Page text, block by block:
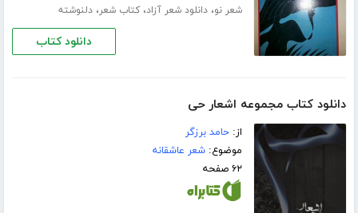
شعر نو،دانلود شعر آزاد،کتاب شعر،دلنوشته
دانلود کتاب
دانلود کتاب مجموعه اشعار حی
از:حامد برزگر
موضوع:شعر عاشقانه
۶۲ صفحه